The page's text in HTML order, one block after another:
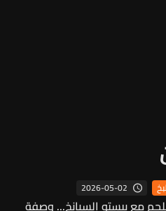
2026-05-02
مع بيستو السبانخ... وصفة